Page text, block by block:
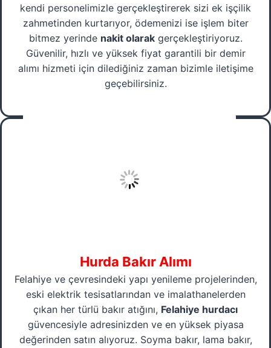
kendi personelimizle gerçekleştirerek sizi ek işçilik
zahmetinden kurtarıyor, ödemenizi ise işlem biter
bitmez yerinde nakit olarakgerçekleştiriyoruz.
Güvenilir, hızlı ve yüksek fiyat garantili bir demir
alımı hizmeti için dilediğiniz zaman bizimle iletişime
geçebilirsiniz.
Hurda Bakır Alımı
Felahiye ve çevresindeki yapı yenileme projelerinden,
eski elektrik tesisatlarından ve imalathanelerden
çıkan her türlü bakır atığını, Felahiye hurdacı
güvencesiyle adresinizden ve en yüksek piyasa
değerinden satın alıyoruz. Soyma bakır, lama bakır,